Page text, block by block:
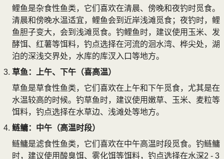
鲤鱼是杂食性鱼类，它们喜欢在清晨、傍晚和夜钓时觅食。
清晨和傍晚水温适宜，鲤鱼会到近岸浅滩觅食；夜钓时，鲤
鱼胆子变大，会到浅滩觅食。钓鲤鱼时，建议使用玉米、发
酵饵、红薯等饵料，钓点选择在河流的洄水湾、桦尖处，湖
泊的深浅交界处，水库的库汊入口等地方。
草鱼：上午、下午（喜高温）
草鱼是草食性鱼类，它们喜欢在上午和下午觅食，尤其是在
水温较高的时候。钓草鱼时，建议使用嫩草、玉米、麦粒等
饵料，钓点选择在水草边、浅滩处等地方。
鲢鳙：中午（高温时段）
鲢鳙是滤食性鱼类，它们喜欢在中午高温时段觅食。钓鲢鳙
时，建议使用酸臭饵、雾化饵等饵料，钓点选择在水深2 - 3